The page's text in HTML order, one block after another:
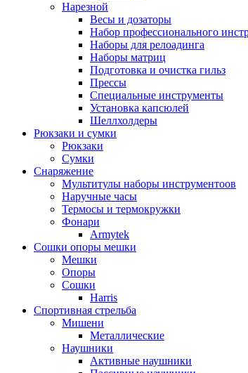
Нарезной
Весы и дозаторы
Набор профессионального
Наборы для релоадинга
Наборы матриц
Подготовка и очистка гильз
Прессы
Специальные инструменты
Установка капсюлей
Шеллхолдеры
Рюкзаки и сумки
Рюкзаки
Сумки
Снаряжение
Мультитулы наборы инструментоов
Наручные часы
Термосы и термокружки
Фонари
Armytek
Сошки опоры мешки
Мешки
Опоры
Сошки
Harris
Спортивная стрельба
Мишени
Металлические
Наушники
Активные наушники